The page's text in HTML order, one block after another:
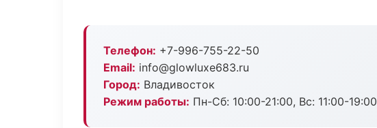
Телефон: +7-996-755-22-50
Email: info@glowluxe683.ru
Город: Владивосток
Режим работы: Пн-Сб: 10:00-21:00, Вс: 11:00-19:00